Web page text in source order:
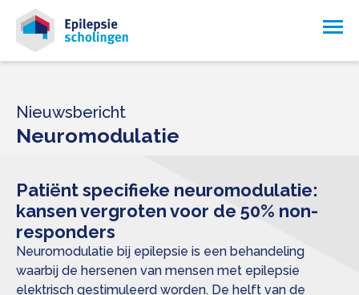
Nieuwsbericht
Neuromodulatie
Patiënt specifieke neuromodulatie:
kansen vergroten voor de 50% non-
responders
Neuromodulatie bij epilepsie is een behandeling
waarbij de hersenen van mensen met epilepsie
elektrisch gestimuleerd worden. De helft van de